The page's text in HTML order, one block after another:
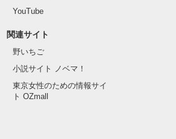
YouTube
関連サイト
野いちご
小説サイト ノベマ！
東京女性のための情報サイ
ト OZmall